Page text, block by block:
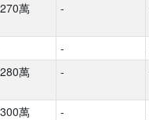
萬 -
-
萬 -
萬 -